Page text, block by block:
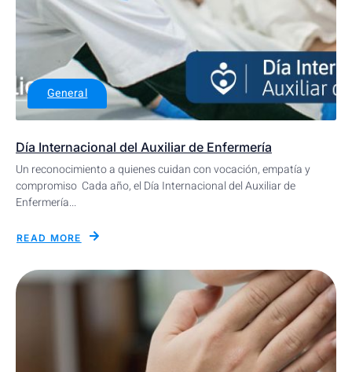
General
Día Internacional del Auxiliar de Enfermería
Un reconocimiento a quienes cuidan con vocación, empatía y
compromiso Cada año, el Día Internacional del Auxiliar de
Enfermería...
READ MORE